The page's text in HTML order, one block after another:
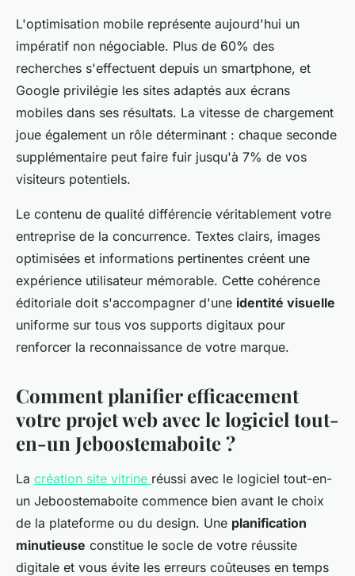
L'optimisation mobile représente aujourd'hui un
impératif non négociable. Plus de 60% des
recherches s'effectuent depuis un smartphone, et
Google privilégie les sites adaptés aux écrans
mobiles dans ses résultats. La vitesse de chargement
joue également un rôle déterminant : chaque seconde
supplémentaire peut faire fuir jusqu'à 7% de vos
visiteurs potentiels.
Le contenu de qualité différencie véritablement votre
entreprise de la concurrence. Textes clairs, images
optimisées et informations pertinentes créent une
expérience utilisateur mémorable. Cette cohérence
éditoriale doit s'accompagner d'une identité visuelle
uniforme sur tous vos supports digitaux pour
renforcer la reconnaissance de votre marque.
Comment planifier efficacement
votre projet web avec le logiciel tout-
en-un Jeboostemaboite ?
La création site vitrine réussi avec le logiciel tout-en-
un Jeboostemaboite commence bien avant le choix
de la plateforme ou du design. Une planification
minutieuse constitue le socle de votre réussite
digitale et vous évite les erreurs coûteuses en temps